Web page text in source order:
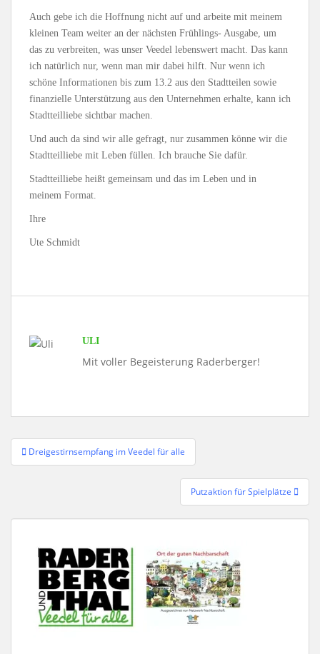
Auch gebe ich die Hoffnung nicht auf und arbeite mit meinem
kleinen Team weiter an der nächsten Frühlings- Ausgabe, um
das zu verbreiten, was unser Veedel lebenswert macht. Das kann
ich natürlich nur, wenn man mir dabei hilft. Nur wenn ich
schöne Informationen bis zum 13.2 aus den Stadtteilen sowie
finanzielle Unterstützung aus den Unternehmen erhalte, kann ich
Stadtteilliebe sichtbar machen.
Und auch da sind wir alle gefragt, nur zusammen könne wir die
Stadtteilliebe mit Leben füllen. Ich brauche Sie dafür.
Stadtteilliebe heißt gemeinsam und das im Leben und in
meinem Format.
Ihre
Ute Schmidt
ULI
Mit voller Begeisterung Raderberger!
Beitragsnavigation
Dreigestirnsempfang im Veedel für alle
Putzaktion für Spielplätze